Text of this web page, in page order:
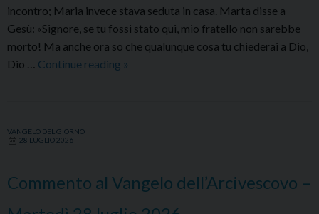
incontro; Maria invece stava seduta in casa. Marta disse a
Gesù: «Signore, se tu fossi stato qui, mio fratello non sarebbe
morto! Ma anche ora so che qualunque cosa tu chiederai a Dio,
Dio … Continue reading Commento
luglio
2026
»
VANGELO DEL GIORNO
28 LUGLIO 2026
Commento al Vangelo dell’Arcivescovo –